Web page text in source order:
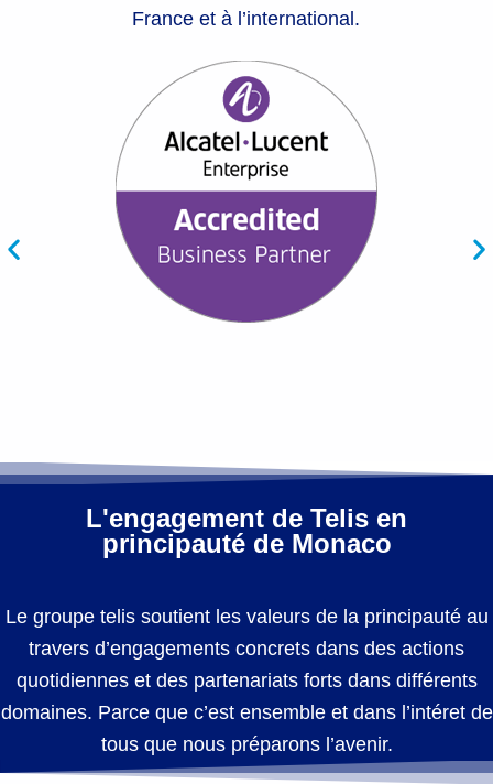
France et à l’international.
L'engagement de Telis en
principauté de Monaco
Le groupe telis soutient les valeurs de la principauté au
travers d’engagements concrets dans des actions
quotidiennes et des partenariats forts dans différents
domaines. Parce que c’est ensemble et dans l’intéret de
tous que nous préparons l’avenir.